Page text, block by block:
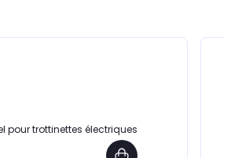
pour trottinettes électriques